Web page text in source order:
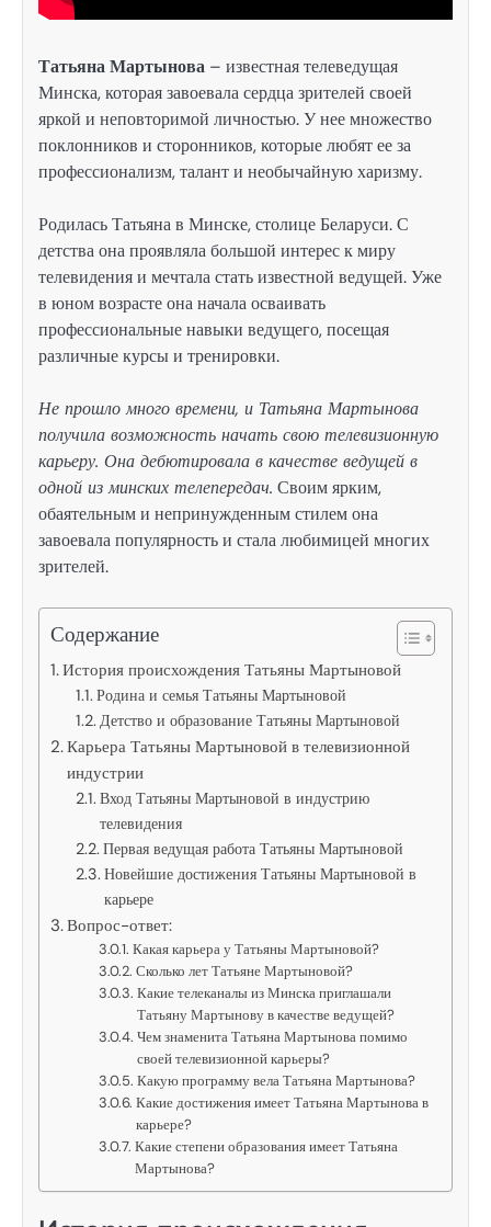
Татьяна Мартынова – известная телеведущая
Минска, которая завоевала сердца зрителей своей
яркой и неповторимой личностью. У нее множество
поклонников и сторонников, которые любят ее за
профессионализм, талант и необычайную харизму.
Родилась Татьяна в Минске, столице Беларуси. С
детства она проявляла большой интерес к миру
телевидения и мечтала стать известной ведущей. Уже
в юном возрасте она начала осваивать
профессиональные навыки ведущего, посещая
различные курсы и тренировки.
Не прошло много времени, и Татьяна Мартынова
получила возможность начать свою телевизионную
карьеру. Она дебютировала в качестве ведущей в
одной из минских телепередач. Своим ярким,
обаятельным и непринужденным стилем она
завоевала популярность и стала любимицей многих
зрителей.
Содержание
История происхождения Татьяны Мартыновой
Родина и семья Татьяны Мартыновой
Детство и образование Татьяны Мартыновой
Карьера Татьяны Мартыновой в телевизионной
индустрии
Вход Татьяны Мартыновой в индустрию
телевидения
Первая ведущая работа Татьяны Мартыновой
Новейшие достижения Татьяны Мартыновой в
карьере
Вопрос-ответ:
Какая карьера у Татьяны Мартыновой?
Сколько лет Татьяне Мартыновой?
Какие телеканалы из Минска приглашали
Татьяну Мартынову в качестве ведущей?
Чем знаменита Татьяна Мартынова помимо
своей телевизионной карьеры?
Какую программу вела Татьяна Мартынова?
Какие достижения имеет Татьяна Мартынова в
карьере?
Какие степени образования имеет Татьяна
Мартынова?